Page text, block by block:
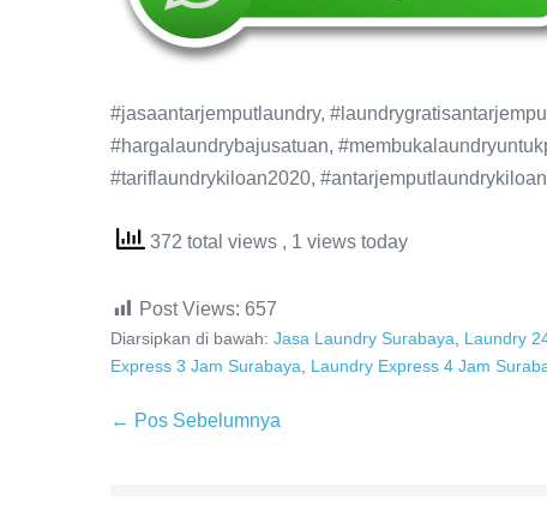
#jasaantarjemputlaundry,
#hargalaundrybajusatuan,
#tariflaundrykiloan2020,
372 total views , 1 views today
Post Views: 657
Diarsipkan di bawah: Jasa Laundry Surabaya Laundry
Express 3 Jam Surabaya
Laundry Express 4 Jam
Navigasi
← Pos Sebelumnya